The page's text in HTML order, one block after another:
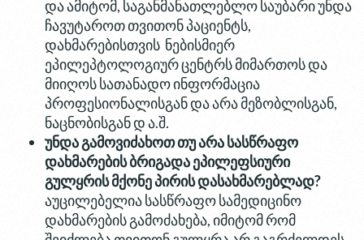
და ამიტომ, საგანმანათლებლო საუბარი უნდა
ჩავუტაროთ თვითონ პაციენტს,
დახმარებისთვის ნებისმიერ
ეპილეპტოლოგიურ ცენტრს მიმართოს და
მიიღოს სათანადო ინფორმაცია
პროფესიონალისგან და არა მეზობლისგან,
ნაცნობისგან დ ა.შ.
უნდაგამოვიძახოთთუარასასწრაფო
დახმარებისბრიგადაეპილეფსიური
გულყრისმქონეპირისდასახმარებლად?
აუცილებელია სასწრაფო სამედიცინო
დახმარების გამოძახება, იმიტომ რომ